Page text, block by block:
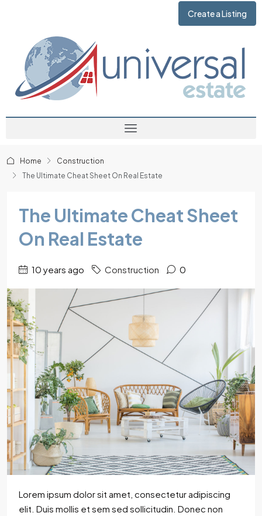
Create a Listing
Home
Construction
The Ultimate Cheat Sheet On Real Estate
The Ultimate Cheat Sheet
On Real Estate
10 years ago Construction 0
Lorem ipsum dolor sit amet, consectetur adipiscing
elit. Duis mollis et sem sed sollicitudin. Donec non